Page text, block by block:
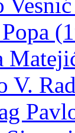
Popa
V.